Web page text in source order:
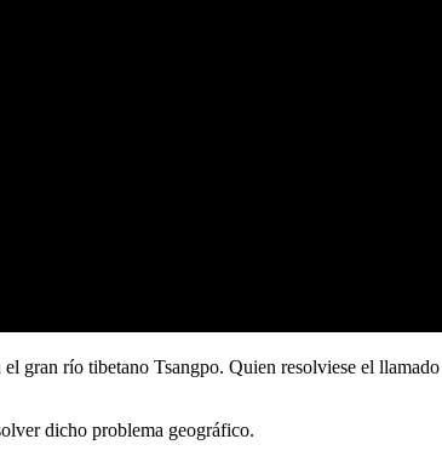
gran río tibetano Tsangpo. Quien resolviese el
dicho problema geográfico.